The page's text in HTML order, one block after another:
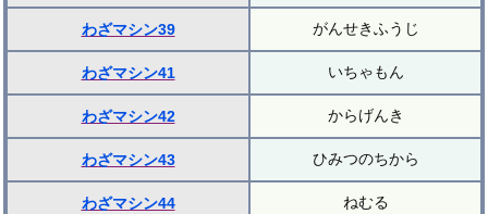
わざマシン39 がんせきふうじ
わざマシン41 いちゃもん
わざマシン42 からげんき
わざマシン43 ひみつのちから
わざマシン44 ねむる